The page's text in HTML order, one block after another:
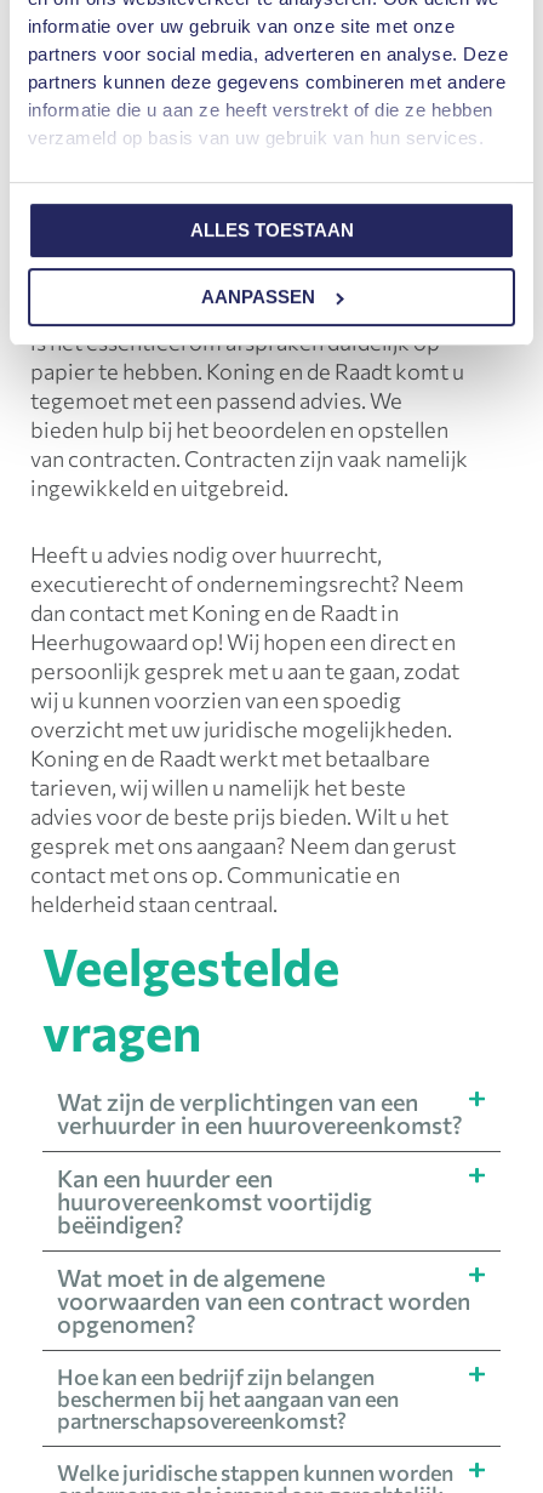
informatie over uw gebruik van onze site met onze
partners voor social media, adverteren en analyse. Deze
partners kunnen deze gegevens combineren met andere
informatie die u aan ze heeft verstrekt of die ze hebben
verzameld op basis van uw gebruik van hun services.
ALLES TOESTAAN
AANPASSEN
kunnen ontstaan door onduidelijkheden
omtrent recht. Wanneer zit u in uw recht?
Hoe gaat u om met het aansprakelijk gesteld
worden voor een onrechtmatige daad? Met
behulp van Koning en de Raadt in
voorzien u van een passende oplossing voor
vraagstukken beantwoorden we graag.
Om goed in uw recht te staan als ondernemer,
is het essentieel om afspraken duidelijk op
papier te hebben. Koning en de Raadt komt u
tegemoet met een passend advies. We
bieden hulp bij het beoordelen en opstellen
van contracten. Contracten zijn vaak namelijk
ingewikkeld en uitgebreid.
Heeft u advies nodig over huurrecht,
executierecht of ondernemingsrecht? Neem
dan contact met Koning en de Raadt in
Heerhugowaard op! Wij hopen een direct en
persoonlijk gesprek met u aan te gaan, zodat
wij u kunnen voorzien van een spoedig
overzicht met uw juridische mogelijkheden.
Koning en de Raadt werkt met betaalbare
tarieven, wij willen u namelijk het beste
advies voor de beste prijs bieden. Wilt u het
gesprek met ons aangaan? Neem dan gerust
contact met ons op. Communicatie en
helderheid staan centraal.
Veelgestelde
vragen
Wat zijn de verplichtingen van een
verhuurder in een huurovereenkomst?
Kan een huurder een
huurovereenkomst voortijdig
beëindigen?
Wat moet in de algemene
voorwaarden van een contract worden
opgenomen?
Hoe kan een bedrijf zijn belangen
beschermen bij het aangaan van een
partnerschapsovereenkomst?
Welke juridische stappen kunnen worden